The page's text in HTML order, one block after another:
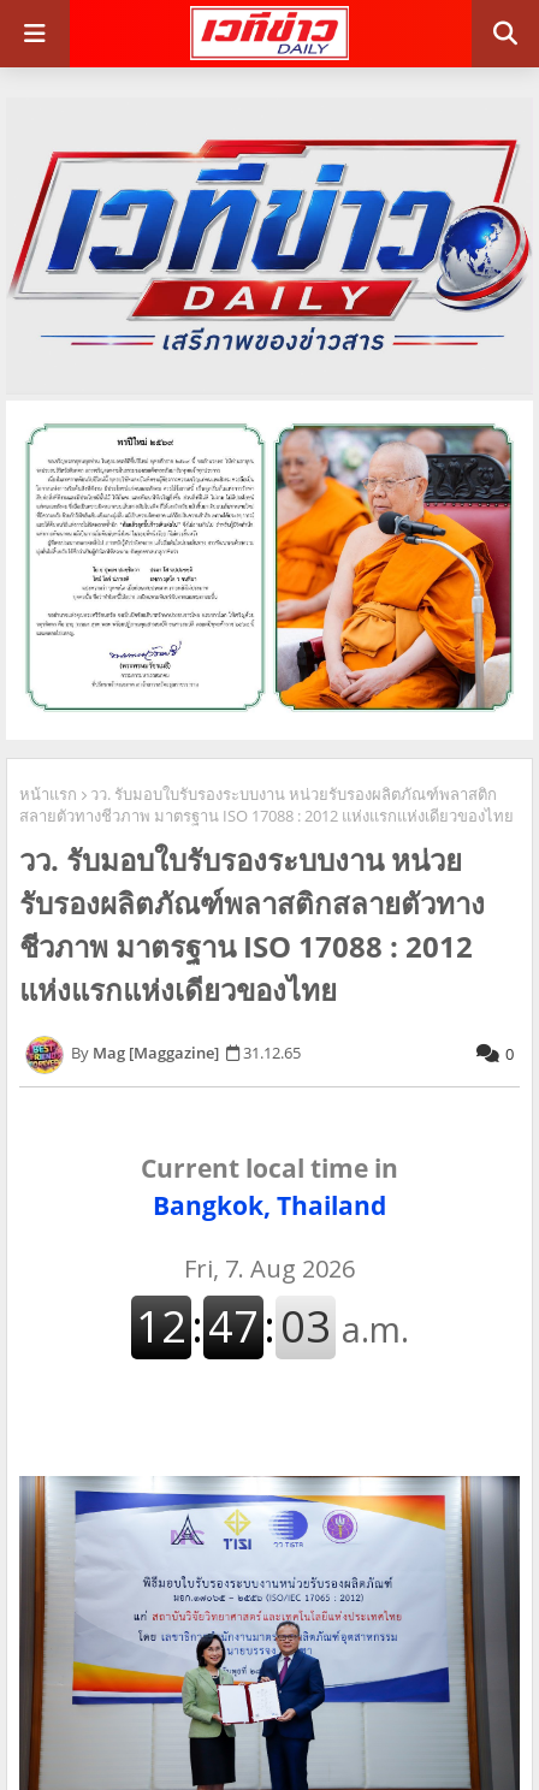
หน้าแรก
วว. รับมอบใบรับรองระบบงาน หน่วยรับรองผลิตภัณฑ์พลาสติก
สลายตัวทางชีวภาพ มาตรฐาน ISO 17088 : 2012 แห่งแรกแห่งเดียวของไทย
วว. รับมอบใบรับรองระบบงาน หน่วย
รับรองผลิตภัณฑ์พลาสติกสลายตัวทาง
ชีวภาพ มาตรฐาน ISO 17088 : 2012
แห่งแรกแห่งเดียวของไทย
Mag [Maggazine] 31.12.65 0
Current local time in
Bangkok, Thailand